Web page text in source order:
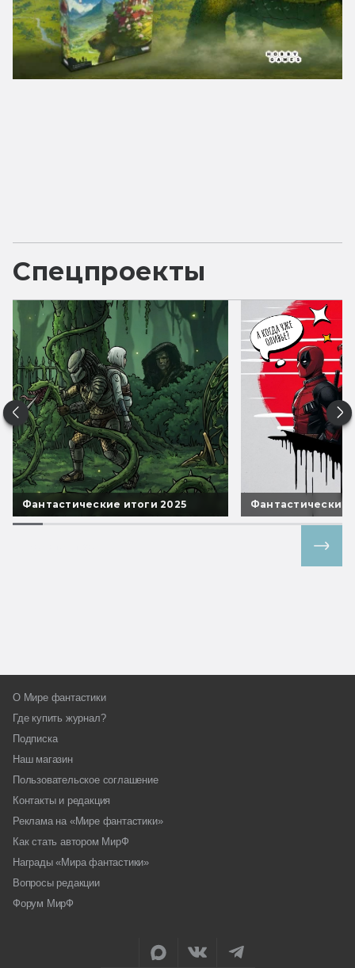
Спецпроекты
Фантастические итоги 2025 Фантастические
О Мире фантастики
Где купить журнал?
Подписка
Наш магазин
Пользовательское соглашение
Контакты и редакция
Реклама на «Мире фантастики»
Как стать автором МирФ
Награды «Мира фантастики»
Вопросы редакции
Форум МирФ